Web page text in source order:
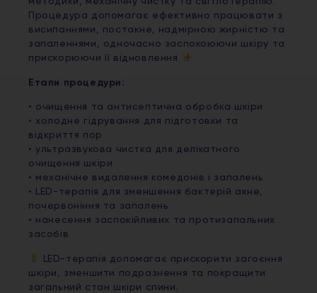
Процедура допомагає ефективно працювати з
висипаннями, постакне, надмірною жирністю та
запаленнями, одночасно заспокоюючи шкіру та
прискорюючи її відновлення
Етапи процедури:
• очищення та антисептична обробка шкіри
• холодне гідрування для підготовки та
відкриття пор
• ультразвукова чистка для делікатного
очищення шкіри
• механічне видалення комедонів і запалень
• LED-терапія для зменшення бактерій акне,
почервоніння та запалень
• нанесення заспокійливих та протизапальних
засобів
LED-терапія допомагає прискорити загоєння
шкіри, зменшити подразнення та покращити
загальний стан шкіри спини.